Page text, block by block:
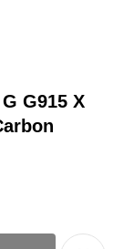
G915 X